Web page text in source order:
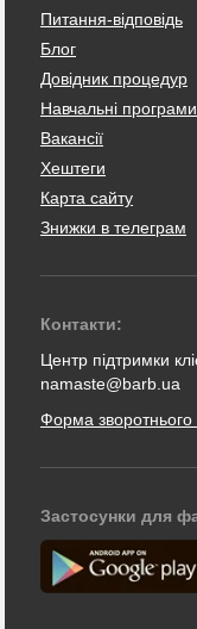
Питання-відповідь
Блог
Довідник процедур
Навчальні програми
Вакансії
Хештеги
Карта сайту
Знижки в телеграм
Контакти:
Центр підтримки
namaste@barb.ua
Форма зворотнього
Застосунки для